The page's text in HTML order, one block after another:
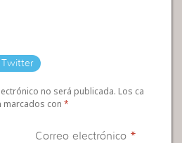
Twitter
no será publicada. Los ca
marcados con*
Correo electrónico *